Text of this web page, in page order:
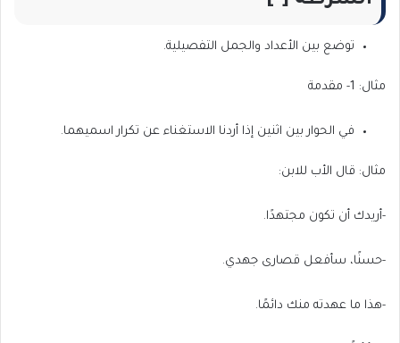
توضع بين الأعداد والجمل التفصيلية.
مثال: 1- مقدمة
في الحوار بين اثنين إذا أردنا الاستغناء عن تكرار اسميهما.
مثال: قال الأب للابن:
-أريدك أن تكون مجتهدًا.
-حسنًا، سأفعل قصارى جهدي.
-هذا ما عهدته منك دائمًا.